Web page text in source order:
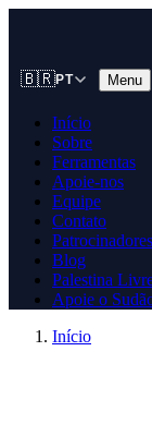
🇧🇷PT Menu
Início
Sobre
Ferramentas
Apoie-nos
Equipe
Contato
Patrocinadores
Blog
Palestina
Apoie o
Início